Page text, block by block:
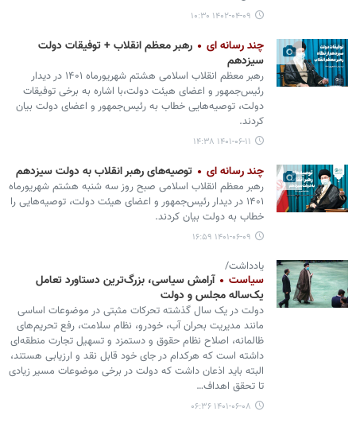
۱۴۰۲-۰۴-۰۹ ۱۰:۳۰
چند رسانه ای
رهبر معظم انقلاب + توفیقات دولت
سیزدهم
رهبر معظم انقلاب اسلامی هشتم شهریورماه ۱۴۰۱ در دیدار
رئیس‌جمهور و اعضای هیئت دولت،با اشاره به برخی توفیقات
دولت، ‌توصیه‌هایی خطاب به رئیس‌جمهور و اعضای دولت بیان
کردند.
۱۴۰۱-۰۶-۱۱ ۱۴:۳۸
چند رسانه ای توصیه‌های رهبر انقلاب به دولت سیزدهم
رهبر معظم انقلاب اسلامی صبح روز سه شنبه هشتم شهریورماه
۱۴۰۱ در دیدار رئیس‌جمهور و اعضای هیئت دولت، توصیه‌هایی را
خطاب به دولت بیان کردند.
۱۴۰۱-۰۶-۰۹ ۱۶:۵۹
یادداشت/
سیاست
آرامش سیاسی، بزرگ‌ترین دستاورد تعامل
یک‌ساله مجلس و دولت
دولت در یک سال گذشته تحرکات مثبتی در موضوعات اساسی
مانند مدیریت بحران آب، خودرو، نظام سلامت، رفع تحریم‌های
ظالمانه، اصلاح نظام حقوق و دستمزد و تسهیل تجارت منطقه‌ای
داشته است که هرکدام در جای خود قابل نقد و ارزیابی هستند،
البته باید اذعان داشت که دولت در برخی موضوعات مسیر زیادی
تا تحقق اهداف…
۱۴۰۱-۰۶-۰۸ ۰۶:۳۶